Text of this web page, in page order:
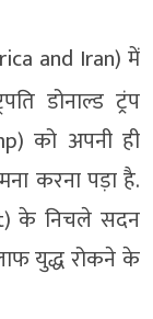
and Iran) में
डोनाल्ड ट्रंप
को अपनी ही
करना पड़ा है.
के निचले सदन
युद्ध रोकने के